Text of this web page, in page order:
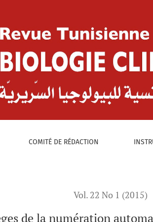
COMITÉ DE RÉDACTION
Vol. 22 No 1 (2015)
de la numération